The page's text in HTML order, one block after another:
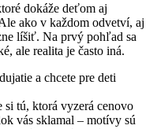
dokáže deťom aj
ako v každom odvetví, aj
líšiť. Na prvý pohľad sa
ale realita je často iná.
a chcete pre deti
tú, ktorá vyzerá cenovo
vás sklamal – motívy sú